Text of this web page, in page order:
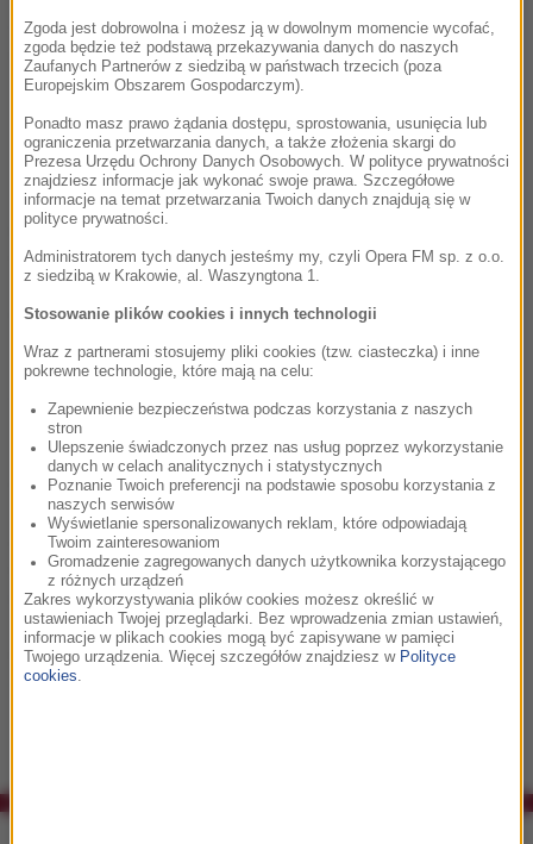
W postindustrialnym wnętrzu hali ocynowni ArcelorMittal
Poland w Nowej Hucie usłyszymy na żywo wybrane suity w
rozbudowanych wersjach ze wszystkich dotychczasowych
serii Czasu Honoru jak i premierowo utwory napisane do 4
serii. Do udziału w koncercie zaproszono znakomitych
solistów ci m.in. gitarzystę jazzowego Jarka Śmietanę oraz
aktorów z serialu Czas Honoru, którzy swoimi opowieściami z
planu urozmaicą program koncertu. Prezentowana przez
orkiestrę AUKSO pod batutą Diego Navarro muzyka będzie
ilustrowana fragmentami serialu wyświetlanymi na wielkim
ekranie. W dniu koncertu odbędzie się również otwarte
spotkanie aktorów z fanami.
W zgodnej opinii krytyków Bartosz Chajdecki jest jednym z
najbardziej interesujących kompozytorów muzyki filmowej
młodego pokolenia. Międzynarodowe Stowarzyszenie
Krytyków Muzyki Filmowej (International Film Music Critics
Association – IFMCA) ogłosiło w lutym nominacje do swoich
dorocznych nagród. W kategorii Najlepsza muzyka do serialu
telewizyjnego jedna z pięciu nominacji przypadła właśnie
Chajdeckiemu za muzykę do serialu Czas Honoru. W walce o
nagrodę w swojej kategorii polska produkcja mierzyła się z
tak znanymi na świecie serialami jak Doctor Who, Lost czy
Human Target.
Zgoda jest dobrowolna i możesz ją w dowolnym momencie wycofać,
zgoda będzie też podstawą przekazywania danych do naszych
Zaufanych Partnerów z siedzibą w państwach trzecich (poza
Europejskim Obszarem Gospodarczym).
Ponadto masz prawo żądania dostępu, sprostowania, usunięcia lub
ograniczenia przetwarzania danych, a także złożenia skargi do
Prezesa Urzędu Ochrony Danych Osobowych. W polityce prywatności
znajdziesz informacje jak wykonać swoje prawa. Szczegółowe
informacje na temat przetwarzania Twoich danych znajdują się w
polityce prywatności.
Administratorem tych danych jesteśmy my, czyli Opera FM sp. z o.o.
z siedzibą w Krakowie, al. Waszyngtona 1.
Stosowanie plików cookies i innych technologii
Wraz z partnerami stosujemy pliki cookies (tzw. ciasteczka) i inne
pokrewne technologie, które mają na celu:
Zapewnienie bezpieczeństwa podczas korzystania z naszych
stron
Ulepszenie świadczonych przez nas usług poprzez wykorzystanie
danych w celach analitycznych i statystycznych
Poznanie Twoich preferencji na podstawie sposobu korzystania z
naszych serwisów
Wyświetlanie spersonalizowanych reklam, które odpowiadają
Twoim zainteresowaniom
Gromadzenie zagregowanych danych użytkownika korzystającego
z różnych urządzeń
Zakres wykorzystywania plików cookies możesz określić w
ustawieniach Twojej przeglądarki. Bez wprowadzenia zmian ustawień,
informacje w plikach cookies mogą być zapisywane w pamięci
Twojego urządzenia. Więcej szczegółów znajdziesz w Polityce
cookies